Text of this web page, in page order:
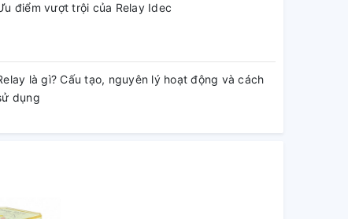
điểm vượt trội của Relay Idec
là gì? Cấu tạo, nguyên lý hoạt động và cách
dụng